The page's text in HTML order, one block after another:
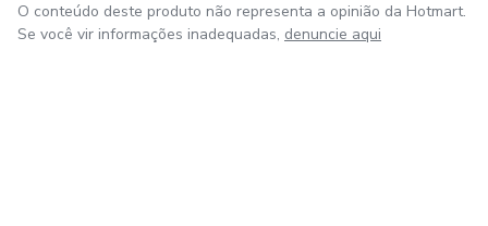
O conteúdo deste produto não representa a opinião da Hotmart.
Se você vir informações inadequadas, denuncie aqui